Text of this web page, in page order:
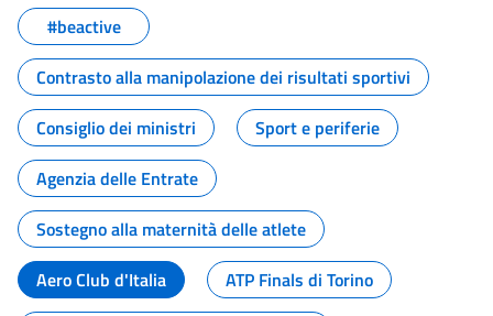
#beactive
Contrasto alla manipolazione dei risultati sportivi
Consiglio dei ministri
Sport e periferie
Agenzia delle Entrate
Sostegno alla maternità delle atlete
Aero Club d'Italia
ATP Finals di Torino